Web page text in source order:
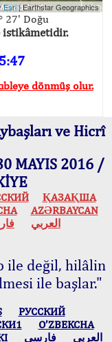
Esri|Earthstar Geographics
27' Doğu
istikâmetidir.
dönmüş olur.
ve Hicrî
MAYIS 2016 /
ҚАЗАҚША
AZӘRBAYCAN
العربي
ile değil, hilâlin
ile başlar."
РУССКИЙ
O’ZBEKCHA
العربي فارسی